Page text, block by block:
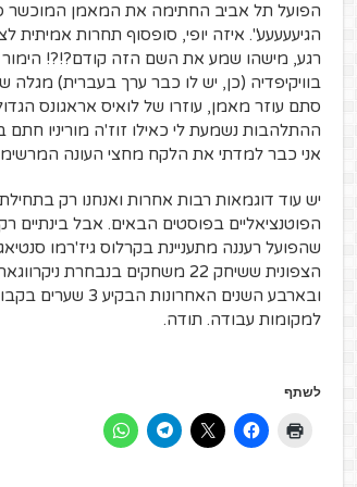
הפועל תל אביב החתימה את המאמן המוכשר
הגיעעעעע". איזה יופי, סופסוף תחרות אמיתית
רגע, מישהו שמע את השם הזה קודם?!?!
בוויקיפדיה (כן, יש לו כבר ערך בעברית)
סתם עוזר מאמן, עוזרו של לואיס אראגונס
ההתלהבות נשמעת לי כאילו זוז'ה מוריניו
אני כבר למדתי את הלקח מחצי העונה
יש עוד דוגמאות רבות אחרות ואנחנו רק
הפוטנציאליים בפוסטים הבאים. אבל
שהפועל רעננה מתעניינת בקרלוס גיז'רמו
ובארבע השנים
למקומות עבודה. תודה.
לשתף